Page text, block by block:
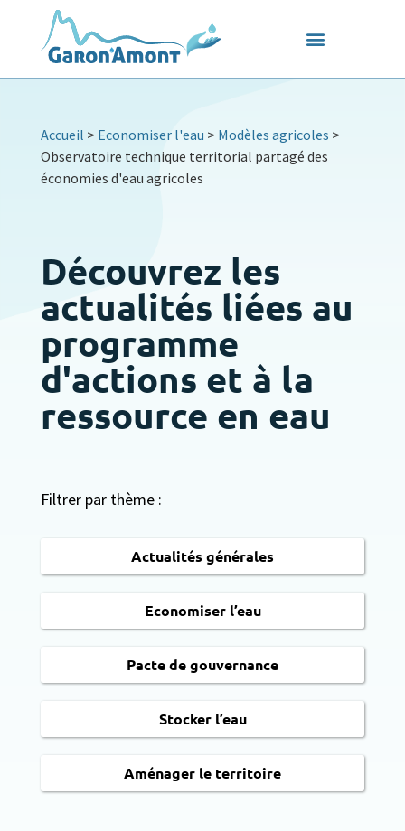
Accueil > Economiser l'eau > Modèles agricoles >
Observatoire technique territorial partagé des
économies d'eau agricoles
Découvrez les
actualités liées au
programme
d'actions et à la
ressource en eau
Filtrer par thème :
Actualités générales
Economiser l’eau
Pacte de gouvernance
Stocker l’eau
Aménager le territoire